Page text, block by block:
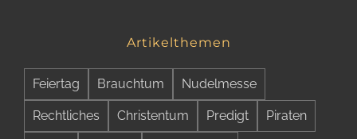
Artikelthemen
Feiertag Brauchtum Nudelmesse
Rechtliches Christentum Predigt Piraten